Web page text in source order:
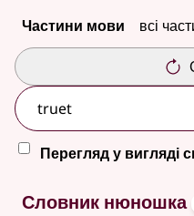
Частини мови
Перегляд у вигляді
Немає результатів
Словник нюношка